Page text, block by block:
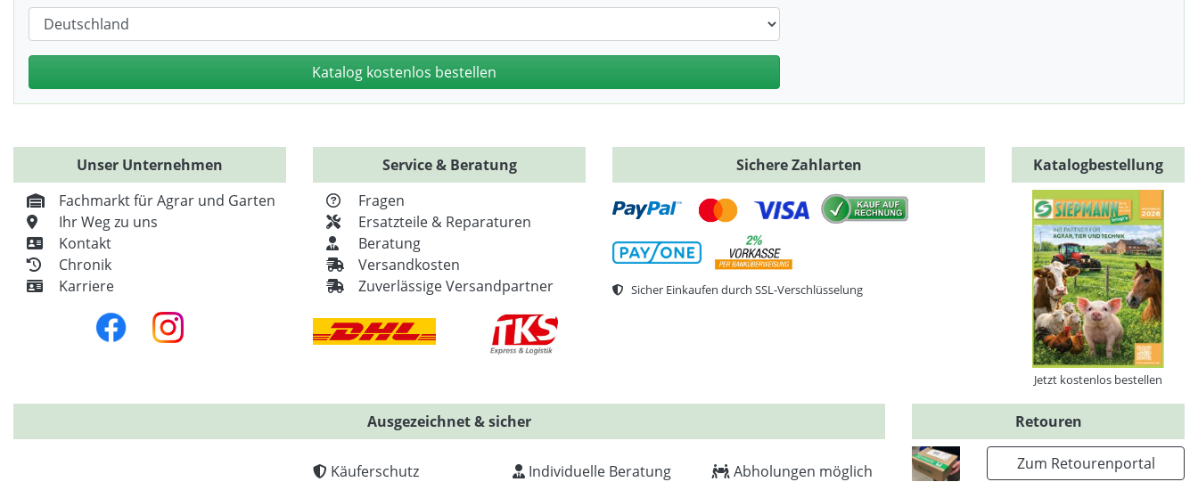
Unser Unternehmen
Fachmarkt für Agrar und Garten
Ihr Weg zu uns
Kontakt
Chronik
Karriere
Service & Beratung
Fragen
Ersatzteile & Reparaturen
Beratung
Versandkosten
Zuverlässige Versandpartner
Sichere Zahlarten
Sicher Einkaufen durch SSL-Verschlüsselung
Katalogbestellung
Jetzt kostenlos bestellen
Ausgezeichnet & sicher
Käuferschutz
Individuelle Beratung
Abholungen möglich
Retouren
Zum Retourenportal